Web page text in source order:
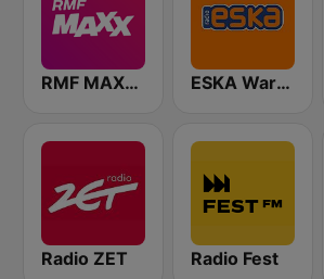
RMF MAXXX ESKA Warszawa
Radio ZET Radio Fest